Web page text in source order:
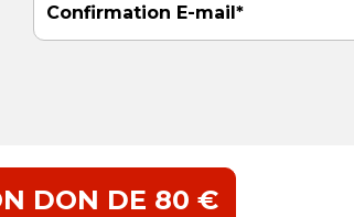
Confirmation E-mail
DON DE 80 €